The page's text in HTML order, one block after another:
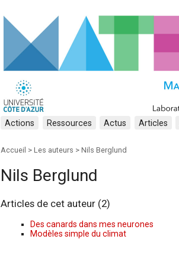
Actions Ressources Actus Articles
Accueil > Les auteurs > Nils Berglund
Nils Berglund
Articles de cet auteur (2)
Des canards dans mes neurones
Modèles simple du climat